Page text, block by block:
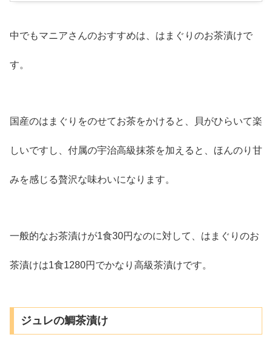
中でもマニアさんのおすすめは、はまぐりのお茶漬けで
す。
国産のはまぐりをのせてお茶をかけると、貝がひらいて楽
しいですし、付属の宇治高級抹茶を加えると、ほんのり甘
みを感じる贅沢な味わいになります。
一般的なお茶漬けが1食30円なのに対して、はまぐりのお
茶漬けは1食1280円でかなり高級茶漬けです。
ジュレの鯛茶漬け